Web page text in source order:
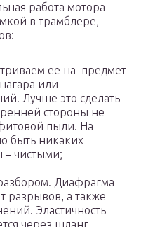
работа мотора
в трамблере,
ее на предмет
или
Лучше это сделать
стороны не
пыли. На
быть никаких
– чистыми;
Диафрагма
разрывов, а также
Эластичность
через шланг